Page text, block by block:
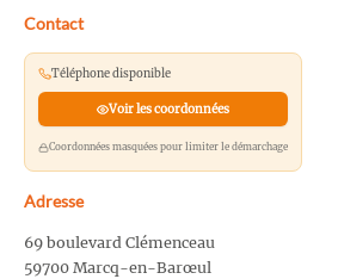
Contact
Téléphone disponible
Voir les coordonnées
Coordonnées masquées pour limiter le démarchage
Adresse
69 boulevard Clémenceau
59700 Marcq-en-Barœul